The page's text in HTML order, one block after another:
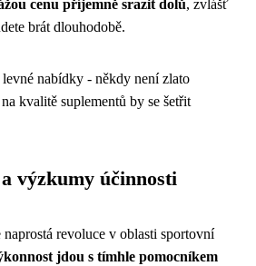
cenu příjemně srazit dolů, zvlášť
brát dlouhodobě.
levné nabídky - někdy není zlato
kvalitě suplementů by se šetřit
výzkumy účinnosti
revoluce v oblasti sportovní
jdou s tímhle pomocníkem